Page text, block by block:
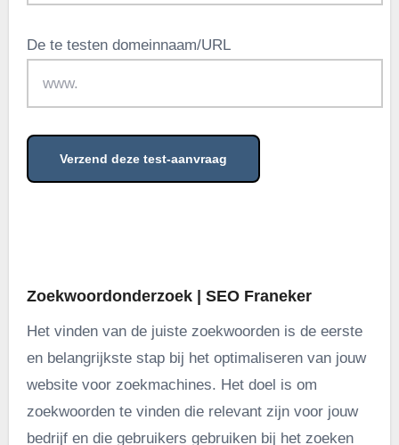
De te testen domeinnaam/URL
Zoekwoordonderzoek | SEO Franeker
Het vinden van de juiste zoekwoorden is de eerste
en belangrijkste stap bij het optimaliseren van jouw
website voor zoekmachines. Het doel is om
zoekwoorden te vinden die relevant zijn voor jouw
bedrijf en die gebruikers gebruiken bij het zoeken